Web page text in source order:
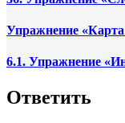
Упражнение «Карта
6.1. Упражнение
Ответить